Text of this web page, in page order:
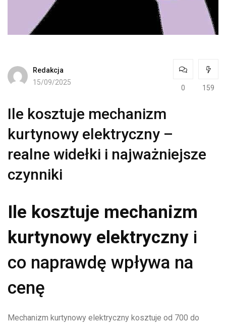
Redakcja
15/09/2025
0 159
Ile kosztuje mechanizm
kurtynowy elektryczny –
realne widełki i najważniejsze
czynniki
Ile kosztuje mechanizm
kurtynowy elektryczny i
co naprawdę wpływa na
cenę
Mechanizm kurtynowy elektryczny kosztuje od 700 do